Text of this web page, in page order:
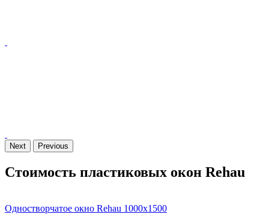
Next Previous
Стоимость пластиковых окон Rehau
Одностворчатое окно Rehau 1000х1500